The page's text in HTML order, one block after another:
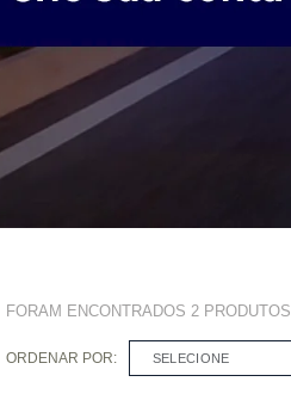
FORAM ENCONTRADOS 2PRODUTOS
ORDENAR POR: SELECIONE